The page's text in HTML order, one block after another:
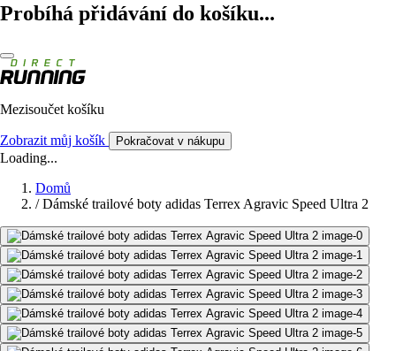
Probíhá přidávání do košíku...
Mezisoučet košíku
Zobrazit můj košík Pokračovat v nákupu
Loading...
Domů
/ Dámské trailové boty adidas Terrex Agravic Speed Ultra 2